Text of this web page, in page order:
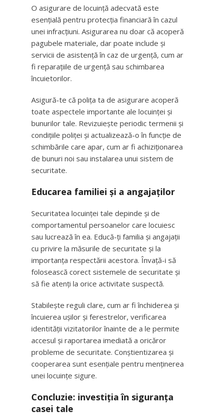
O asigurare de locuință adecvată este
esențială pentru protecția financiară în cazul
unei infracțiuni. Asigurarea nu doar că acoperă
pagubele materiale, dar poate include și
servicii de asistență în caz de urgență, cum ar
fi reparațiile de urgență sau schimbarea
încuietorilor.
Asigură-te că polița ta de asigurare acoperă
toate aspectele importante ale locuinței și
bunurilor tale. Revizuiește periodic termenii și
condițiile poliței și actualizează-o în funcție de
schimbările care apar, cum ar fi achiziționarea
de bunuri noi sau instalarea unui sistem de
securitate.
Educarea familiei și a angajaților
Securitatea locuinței tale depinde și de
comportamentul persoanelor care locuiesc
sau lucrează în ea. Educă-ți familia și angajații
cu privire la măsurile de securitate și la
importanța respectării acestora. Învață-i să
folosească corect sistemele de securitate și
să fie atenți la orice activitate suspectă.
Stabilește reguli clare, cum ar fi închiderea și
încuierea ușilor și ferestrelor, verificarea
identității vizitatorilor înainte de a le permite
accesul și raportarea imediată a oricăror
probleme de securitate. Conștientizarea și
cooperarea sunt esențiale pentru menținerea
unei locuințe sigure.
Concluzie: investiția în siguranța
casei tale